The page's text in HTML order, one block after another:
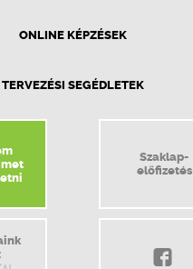
ONLINE KÉPZÉSEK
TERVEZÉSI SEGÉDLETEK
Szaklap-
előfizetés